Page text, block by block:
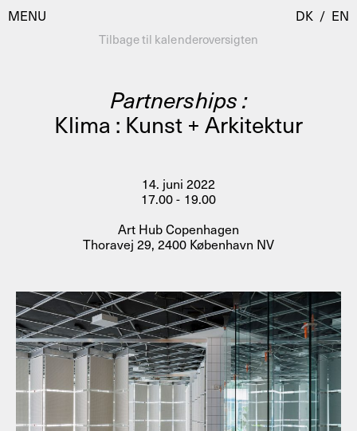
MENU
Besøg
AHC Channel
Programmer
Residencies & Studios
Artistic Research
Public Programmes
Om
Profiler
Presse
AHC Channel Søg
DK / EN
Tilbage til kalenderoversigten
Partnerships :
Klima : Kunst + Arkitektur
14. juni 2022
17.00 - 19.00
Art Hub Copenhagen
Thoravej 29, 2400 København NV